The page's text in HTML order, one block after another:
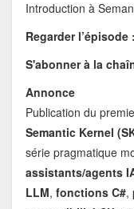
Introduction à
Regarder l’épisode :
S'abonner à la
Annonce
Publication du
Semantic Kernel
série pragmatique
assistants/agents
LLM, fonctions C#,